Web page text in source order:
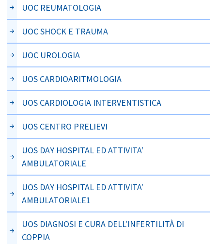
UOC REUMATOLOGIA
UOC SHOCK E TRAUMA
UOC UROLOGIA
UOS CARDIOARITMOLOGIA
UOS CARDIOLOGIA INTERVENTISTICA
UOS CENTRO PRELIEVI
UOS DAY HOSPITAL ED ATTIVITA'
AMBULATORIALE
UOS DAY HOSPITAL ED ATTIVITA'
AMBULATORIALE1
UOS DIAGNOSI E CURA DELL'INFERTILITÀ DI
COPPIA